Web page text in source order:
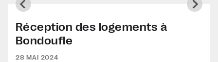
Réception des logements à
Bondoufle
28 MAI 2024